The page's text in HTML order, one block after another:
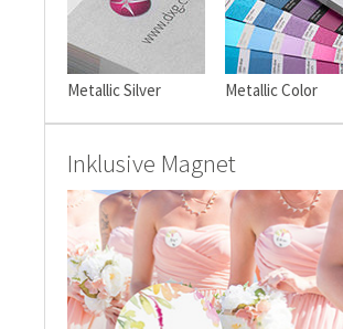
Metallic Silver Metallic Color
Inklusive Magnet